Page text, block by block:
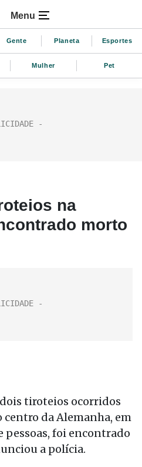
Menu
Gente Planeta Esportes
Mulher Pet
na
morto
tiroteios ocorridos
centro da Alemanha, em
pessoas, foi encontrado
a polícia.